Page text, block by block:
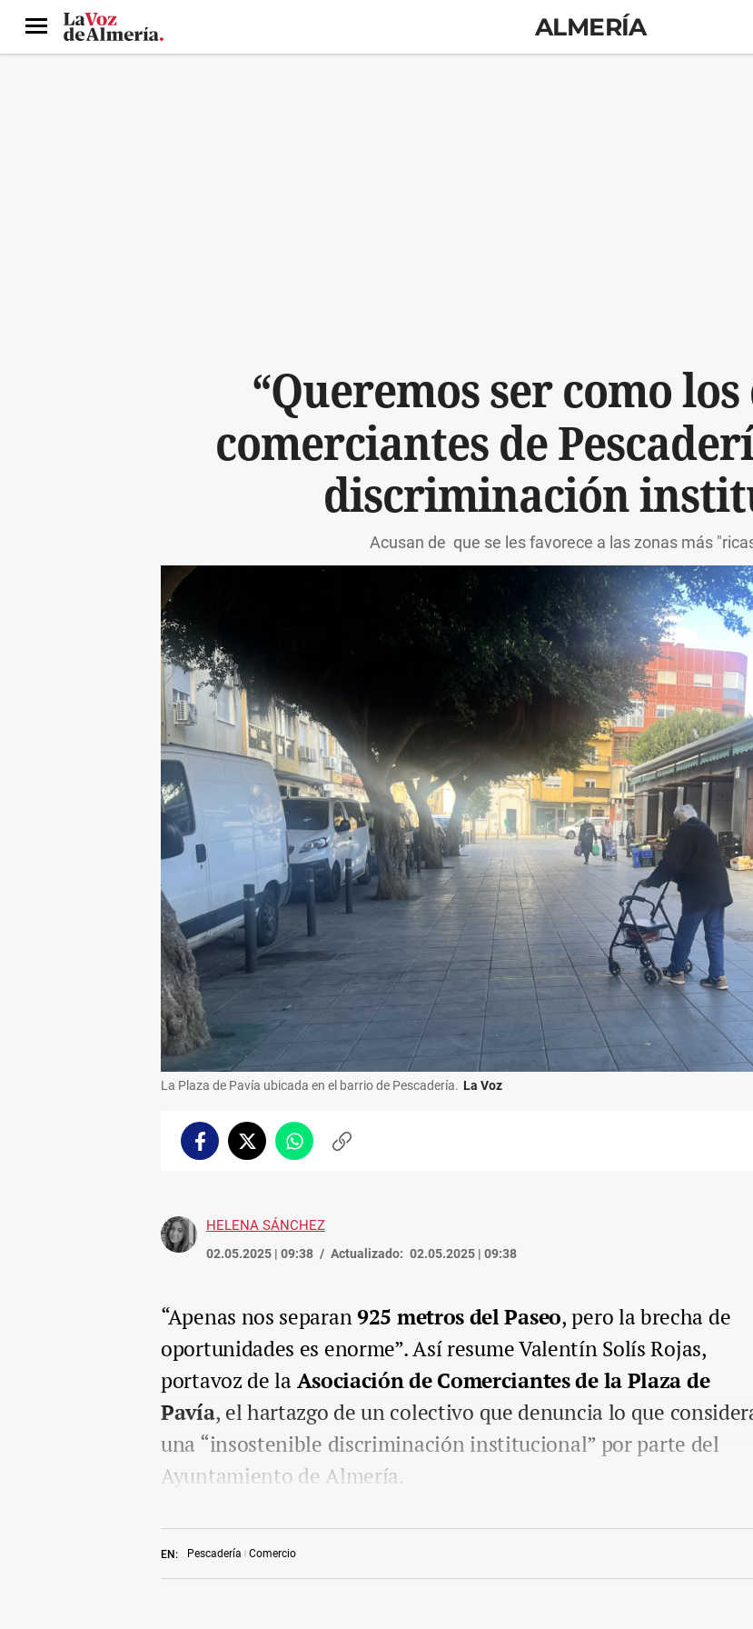
Menú ALMERÍA
“Queremos ser como los
comerciantes de
discriminación
Acusan de que se les favorece a las zonas más
La Plaza de Pavía ubicada en el barrio de Pescadería. La Voz
FacebookTwitterWhatsappCopiar
HELENA SÁNCHEZ
02.05.2025 | 09:38 Actualizado: 02.05.2025 | 09:38
EN: Pescadería Comercio
“Apenas nos separan925 metros del Paseo, pero la brecha de
oportunidades es enorme”. Así resume Valentín Solís Rojas,
portavoz de la Asociación de Comerciantes de la Plaza de
Pavía, el hartazgo de un colectivo que denuncia lo que
una “insostenible discriminación institucional” por parte del
Ayuntamiento de Almería.